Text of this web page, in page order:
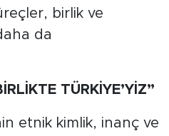
birlik ve
da
TÜRKİYE’YİZ”
etnik kimlik, inanç ve